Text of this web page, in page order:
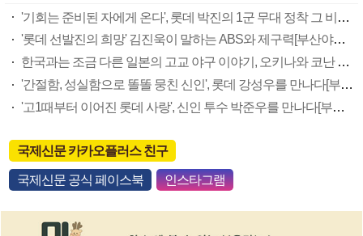
'기회는 준비된 자에게 온다', 롯데 박진의 1군 무대 정착 그 비결은?[부산야구실록]
'롯데 선발진의 희망' 김진욱이 말하는 ABS와 제구력[부산야구실록]
한국과는 조금 다른 일본의 고교 야구 이야기, 오키나와 코난 고교[부산야구실록]
'간절함, 성실함으로 똘똘 뭉친 신인', 롯데 강성우를 만나다[부산야구실록]
'고1때부터 이어진 롯데 사랑', 신인 투수 박준우를 만나다[부산야구실록]
국제신문 카카오플러스 친구
국제신문 공식 페이스북 인스타그램